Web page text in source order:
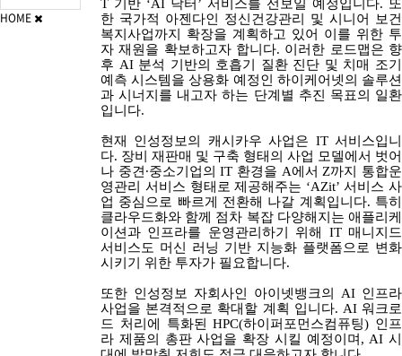
T 기반 ‘AI 닥터 ’ 서비스를 선보일 예정입니다. 또
한 국가적 아젠다인 정신건강관리 및 시니어 보건
복지사업까지 확장을 계획하고 있어 이를 위한 투
자 재원을 확보하고자 합니다. 이러한 로드맵은 향
후 AI 분석 기반의 호흡기 질환 진단 및 치매 조기
예측 시스템을 상용화 예정인 하이케어넷의 솔루션
과 시너지를 내고자 하는 단계별 추진 목표의 일환
입니다.
현재 인성정보의 캐시카우 사업은 IT서비스입니
다. 장비 재판매 및 구축 형태의 사업 모델에서 벗어
나 중견 ∙중소기업의IT 환경을 A에서 Z까지 통합운
영관리 서비스 형태로 제공해주는 ‘AZit’서비스 사
업 중심으로 빠르게 전환해 나갈 계획입니다. 특히
클라우드화와 함께 점차 복잡 다양해지는 애플리케
이션과 인프라를 운영관리하기 위해
IT매니지드
서비스도 머신 러닝 기반 지능화 플랫폼으로 변화
시키기 위한 투자가 필요합니다.
또한 인성정보 자회사인 아이넷뱅크의 AI 인프라
사업을 본격적으로 확대할 계획 입니다. AI워크로
드 처리에 특화된HPC(하이퍼포먼스컴퓨팅) 인프
라 제품의 총판 사업을 확장 시킬 예정이며 , AI 시
HOME